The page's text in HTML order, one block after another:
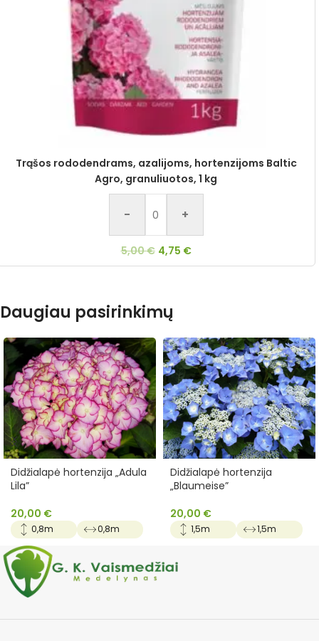
Trąšos rododendrams, azalijoms, hortenzijoms Baltic
Agro, granuliuotos, 1 kg
- +
5,00€ 4,75 €
Daugiau pasirinkimų
Didžialapė hortenzija „Adula
Lila”
20,00 €
0,8m 0,8m
Didžialapė hortenzija
„Blaumeise”
20,00 €
1,5m 1,5m